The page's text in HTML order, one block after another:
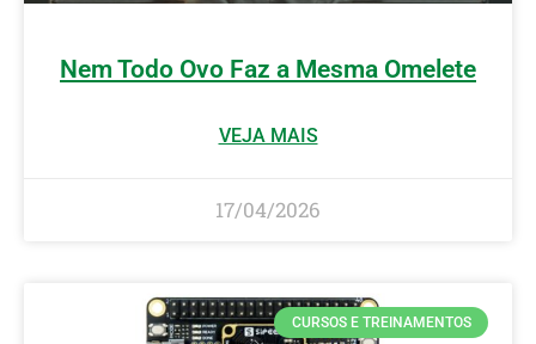
Nem Todo Ovo Faz a Mesma Omelete
VEJA MAIS
17/04/2026
CURSOS E TREINAMENTOS